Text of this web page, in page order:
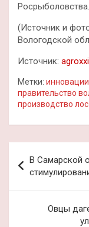
Росрыболовства.
(Источник и
Вологодской
Источник:
Метки: инновации
правительство
производство
по
записям
В Самарской
Овцы